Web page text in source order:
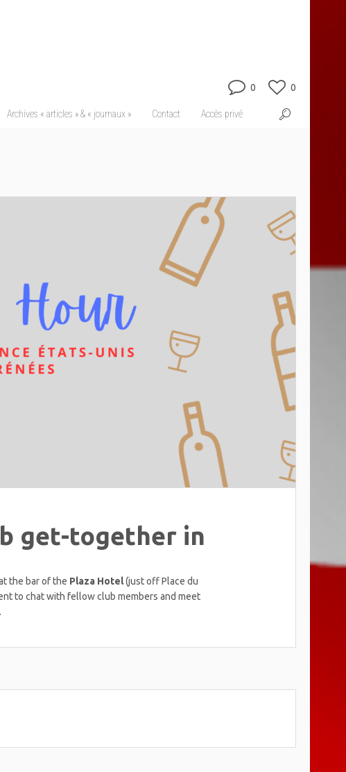
Archives « articles » & « journaux » Contact Accès privé
0 0
get-together in
the bar of the Plaza Hotel(just off Place du
to chat with fellow club members and meet